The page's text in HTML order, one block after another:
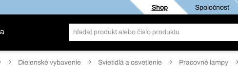
Shop Spoločnosť
Dielenské vybavenie Svietidlá a osvetlenie Pracovné lampy